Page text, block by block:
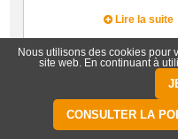
Lire la suite
NOV
2017
Les
externe
à faire les
Nous utilisons des cookies pour
site web. En continuant à
CONSULTER LA